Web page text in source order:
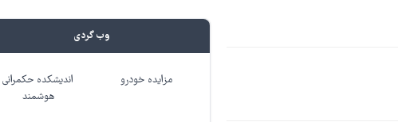
وب گردی
مزایده خودرو
اندیشکده حکمرانی
هوشمند